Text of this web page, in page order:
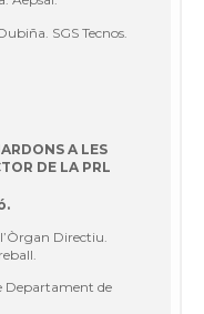
SGS Tecnos.
A LES
DE LA PRL
Directiu.
Departament de